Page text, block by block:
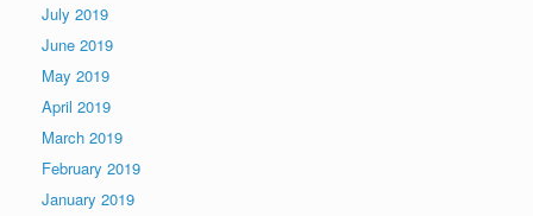
July 2019
June 2019
May 2019
April 2019
March 2019
February 2019
January 2019